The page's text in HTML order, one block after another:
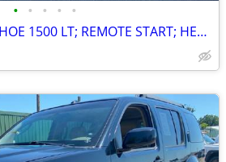
• • • • •
2012 CHEVROLET TAHOE 1500 LT; REMOTE START; HEATED SEATS BAD HD. GSKT.